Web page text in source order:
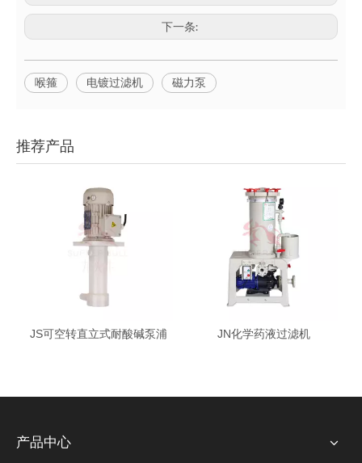
下一条:
喉箍 电镀过滤机 磁力泵
推荐产品
JS可空转直立式耐酸碱泵浦 JN化学药液过滤机
产品中心